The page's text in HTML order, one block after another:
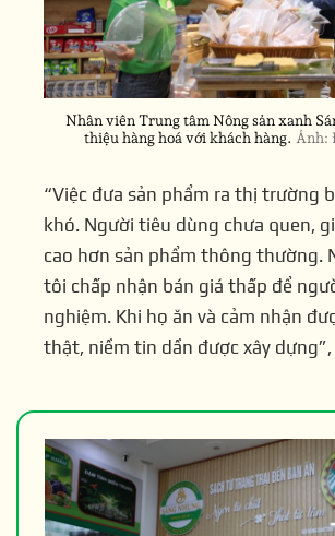
Nhân viên Trung tâm Nông sản xanh
thiệu hàng hoá với khách hàng. Ảnh:
“Việc đưa sản phẩm ra thị trường
khó. Người tiêu dùng chưa quen,
cao hơn sản phẩm thông thường.
tôi chấp nhận bán giá thấp để
nghiệm. Khi họ ăn và cảm nhận
thật, niềm tin dần được xây